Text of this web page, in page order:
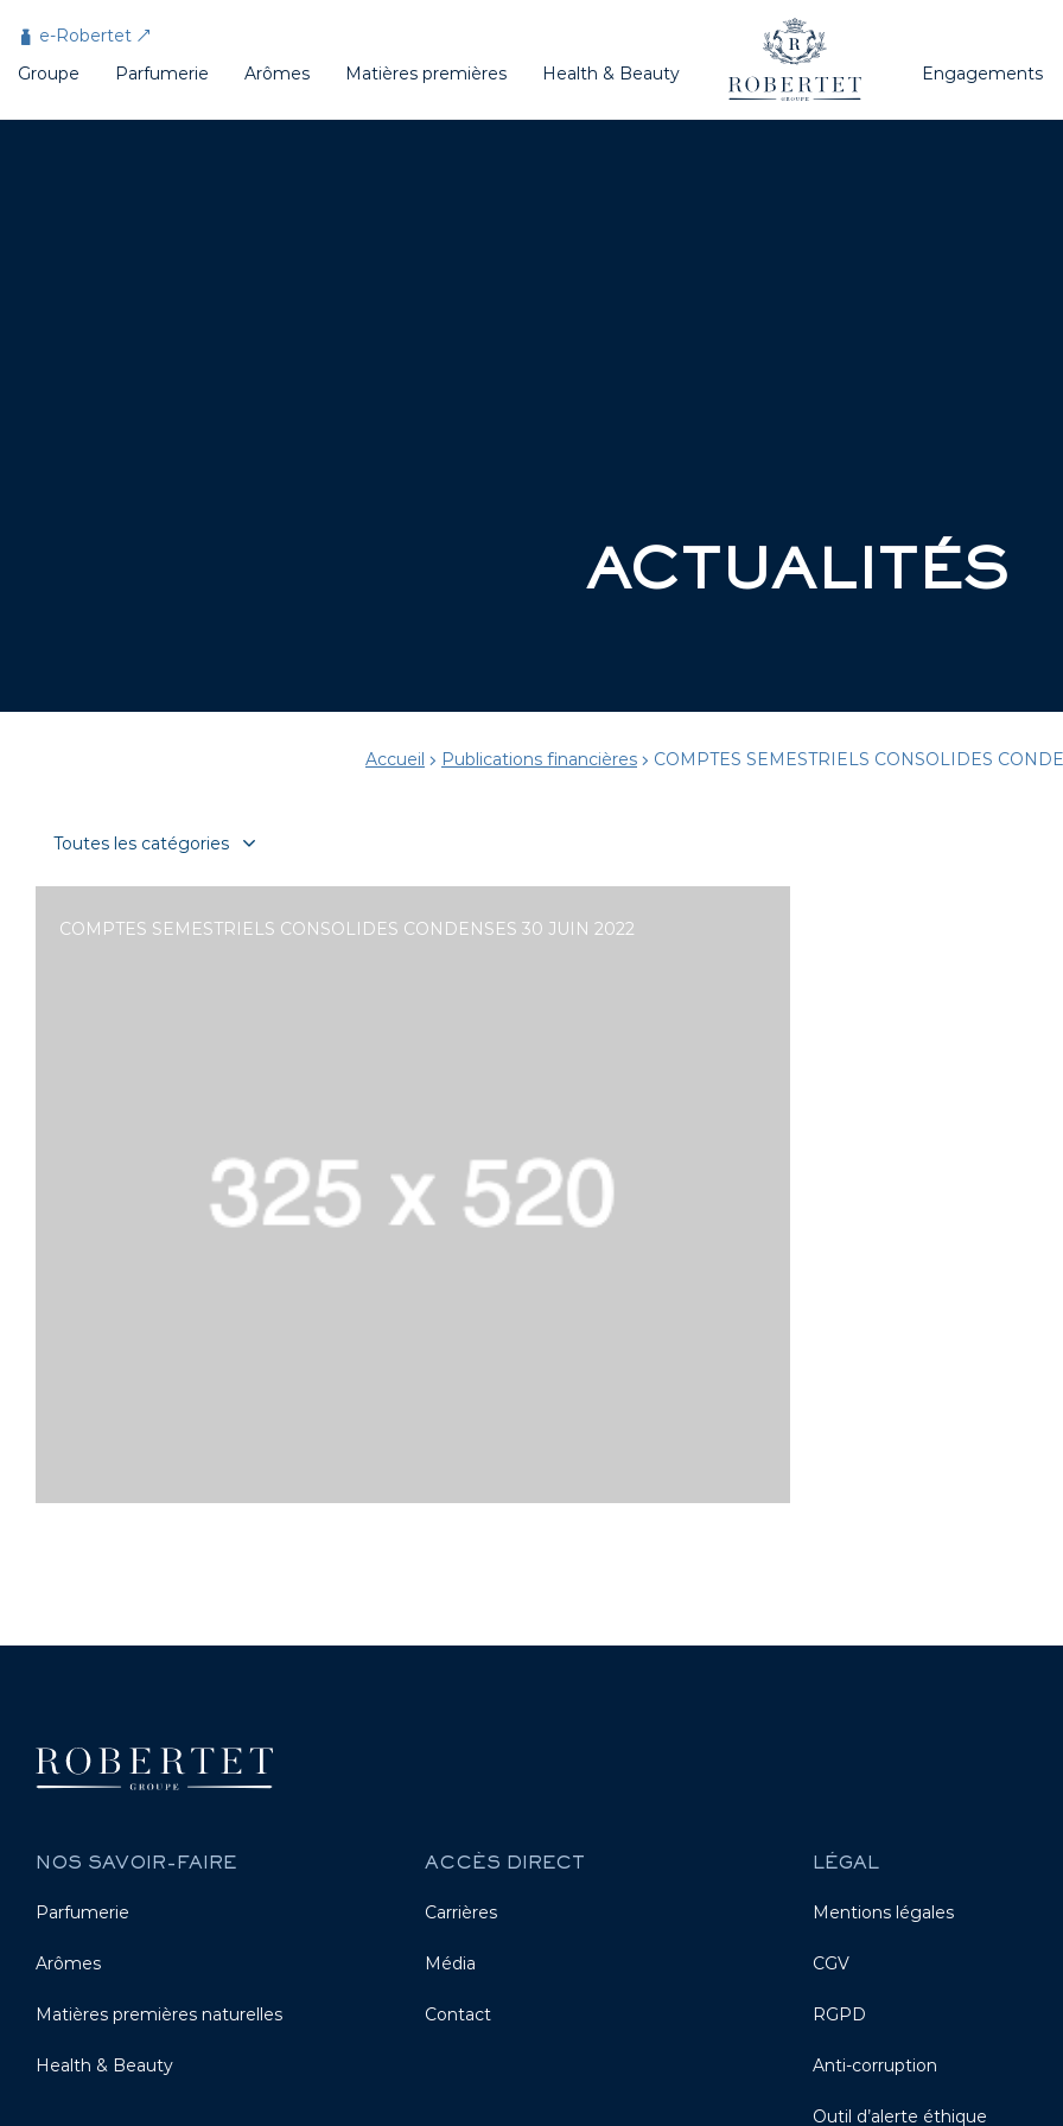
Groupe Parfumerie Arômes Matières premières Health & Beauty Engagements
e-Robertet
ACTUALITÉS
Accueil Publications financières COMPTES SEMESTRIELS CONSOLIDES
COMPTES SEMESTRIELS CONSOLIDES CONDENSES 30 JUIN 2022
NOS SAVOIR-FAIRE
Parfumerie
Arômes
Matières premières naturelles
Health & Beauty
ACCÈS DIRECT
Carrières
Média
Contact
LÉGAL
Mentions légales
CGV
RGPD
Anti-corruption
Outil d’alerte éthique